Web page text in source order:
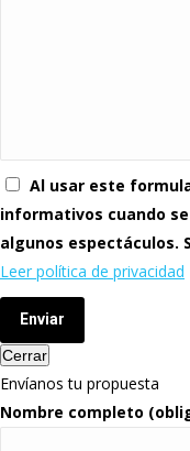
Al usar este
informativos cuando
algunos espectáculos.
Leer política de privacidad
Enviar
Cerrar
Envíanos tu propuesta
Nombre completo